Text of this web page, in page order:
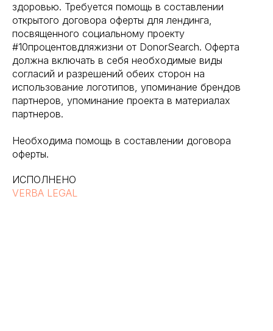
здоровью. Требуется помощь в составлении
открытого договора оферты для лендинга,
посвященного социальному проекту
#10процентовдляжизни от DonorSearch. Оферта
должна включать в себя необходимые виды
согласий и разрешений обеих сторон на
использование логотипов, упоминание брендов
партнеров, упоминание проекта в материалах
партнеров.
Необходима помощь в составлении договора
оферты.
ИСПОЛНЕНО
VERBA LEGAL